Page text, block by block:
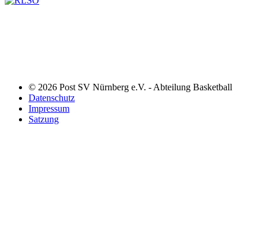
© 2026 Post SV Nürnberg e.V. - Abteilung Basketball
Datenschutz
Impressum
Satzung